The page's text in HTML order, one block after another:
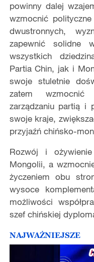
powinny dalej
wzmocnić
dwustronnych,
zapewnić solidne
wszystkich
Partia Chin, jak i
swoje stuletnie
zatem
zarządzaniu partią i
swoje kraje,
przyjaźń chińsko-
Rozwój i
Mongolii, a
życzeniem obu
wysoce
możliwości
szef chińskiej
NAJWAŻNIEJSZE